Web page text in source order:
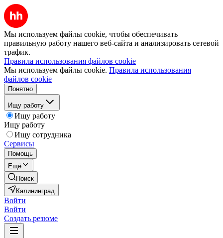
Мы используем файлы cookie, чтобы обеспечивать
правильную работу нашего веб-сайта и анализировать сетевой
трафик.
Правила использования файлов cookie
Мы используем файлы cookie. Правила использования
файлов cookie
Понятно
Ищу работу
Ищу работу
Ищу работу
Ищу сотрудника
Сервисы
Помощь
Ещё
Поиск
Калининград
Войти
Войти
Создать резюме